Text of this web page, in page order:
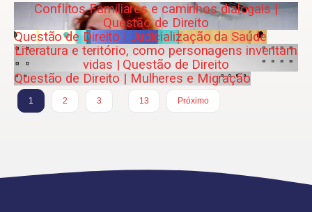
Conflitos Familiares e caminhos dialogais |
Questão de Direito
Questão de Direito | Judicialização da Saúde
Literatura e teritório, como personagens inventam
vidas | Questão de Direito
Questão de Direito | Mulheres e Migração
1 2 3
13
Próximo